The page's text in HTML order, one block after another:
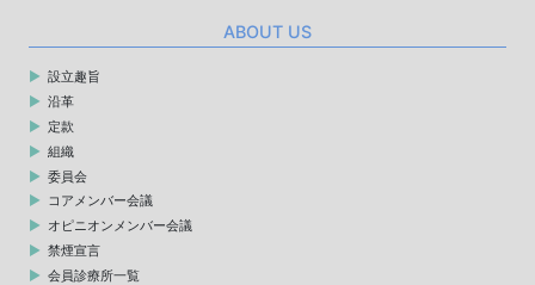
ABOUT US
設立趣旨
沿革
定款
組織
委員会
コアメンバー会議
オピニオンメンバー会議
禁煙宣言
会員診療所一覧